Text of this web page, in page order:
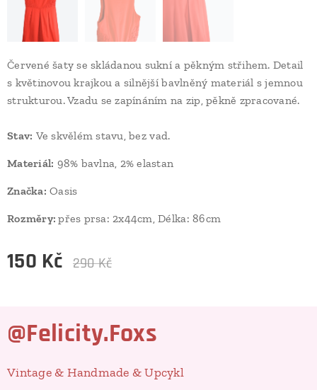
Červené šaty se skládanou sukní a pěkným střihem. Detail
s květinovou krajkou a silnější bavlněný materiál s jemnou
strukturou. Vzadu se zapínáním na zip, pěkně zpracované.
Stav: Ve skvělém stavu, bez vad.
Materiál: 98% bavlna, 2% elastan
Značka: Oasis
Rozměry:přes prsa: 2x44cm, Délka: 86cm
150 Kč 290Kč
@Felicity.Foxs
Vintage & Handmade & Upcykl